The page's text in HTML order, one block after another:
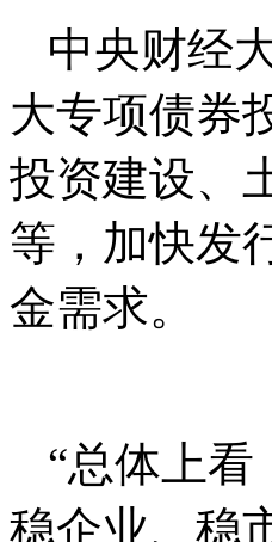
中央财经
大专项债券
投资建设、
等，加快发
金需求。
“总体上
稳企业、稳